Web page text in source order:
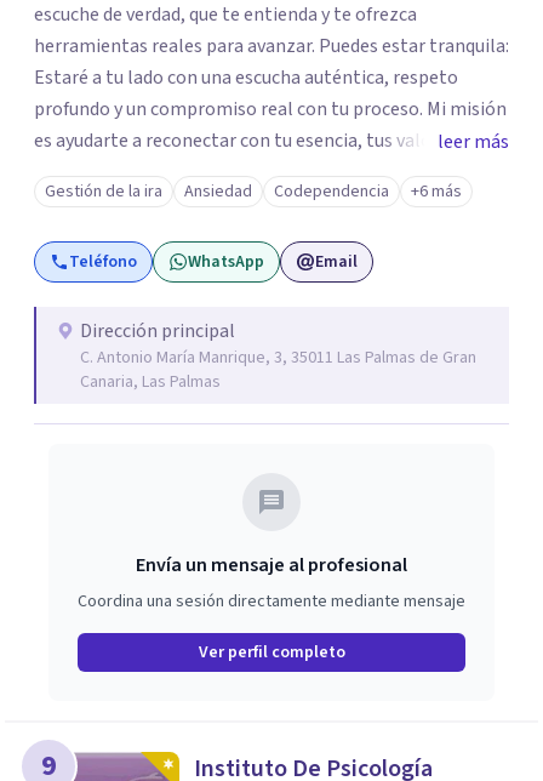
escuche de verdad, que te entienda y te ofrezca
herramientas reales para avanzar. Puedes estar tranquila:
Estaré a tu lado con una escucha auténtica, respeto
profundo y un compromiso real con tu proceso. Mi misión
es ayudarte a reconectar con tu esencia, tus valores y tu
estilo de vida, dotándote de recursos para fortalecer tu
autoestima y tu bienestar emocional. Me he
especializado en distintas áreas clínicas y he colaborado
como ponente, docente y en medios de comunicación.
pareja o de adolescentes, y también participar en cursos
de crecimiento personal sobre autoestima, gestión
emocional y más. Visítanos en la web y podrás descubrir
todos nuestros servicios.
leer más
Gestión de la ira Ansiedad Codependencia +6 más
Teléfono WhatsApp Email
Dirección principal
C. Antonio María Manrique, 3, 35011 Las Palmas de Gran
Canaria, Las Palmas
Envía un mensaje al profesional
Coordina una sesión directamente mediante mensaje
Ver perfil completo
9
Instituto De Psicología